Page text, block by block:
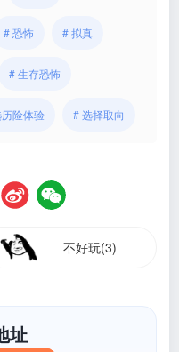
# 恐怖 # 拟真
# 生存恐怖
险体验 # 选择取向
不好玩(3)
址